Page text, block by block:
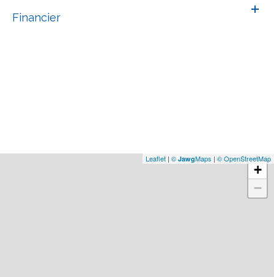
Financier
+
−
Leaflet | © JawgMaps | © OpenStreetMap